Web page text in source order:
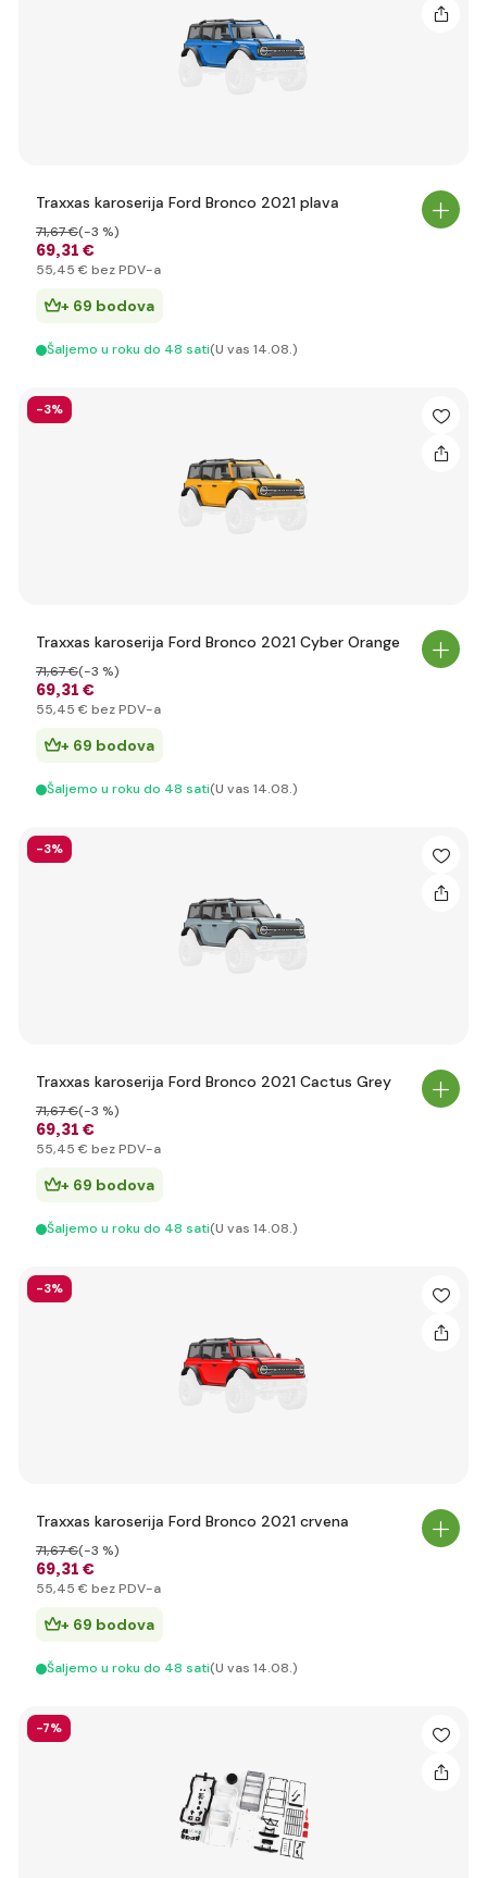
Traxxas karoserija Ford Bronco 2021 plava
69,31 €
71,67 €(-3 %)
55,45 € bez PDV-a
+ 69 bodova
Šaljemo u roku do 48 sati(U vas 14.08.)
-3%
Traxxas karoserija Ford Bronco 2021 Cyber Orange
69,31 €
71,67 €(-3 %)
55,45 € bez PDV-a
+ 69 bodova
Šaljemo u roku do 48 sati(U vas 14.08.)
-3%
Traxxas karoserija Ford Bronco 2021 Cactus Grey
69,31 €
71,67 €(-3 %)
55,45 € bez PDV-a
+ 69 bodova
Šaljemo u roku do 48 sati(U vas 14.08.)
-3%
Traxxas karoserija Ford Bronco 2021 crvena
69,31 €
71,67 €(-3 %)
55,45 € bez PDV-a
+ 69 bodova
Šaljemo u roku do 48 sati(U vas 14.08.)
-7%